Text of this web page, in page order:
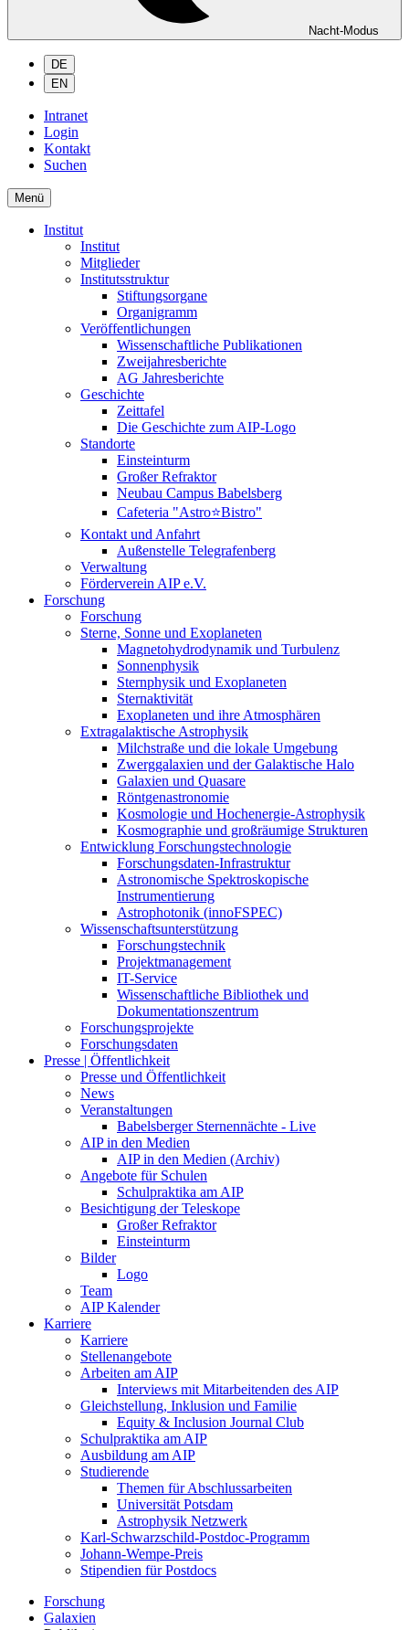
Nacht-Modus
DE
EN
Intranet
Login
Kontakt
Suchen
Menü
Institut
Institut
Mitglieder
Institutsstruktur
Stiftungsorgane
Organigramm
Veröffentlichungen
Wissenschaftliche Publikationen
Zweijahresberichte
AG Jahresberichte
Geschichte
Zeittafel
Die Geschichte zum AIP-Logo
Standorte
Einsteinturm
Großer Refraktor
Neubau Campus Babelsberg
Cafeteria "Astro⭐Bistro"
Kontakt und Anfahrt
Außenstelle Telegrafenberg
Verwaltung
Förderverein AIP e.V.
Forschung
Forschung
Sterne, Sonne und Exoplaneten
Magnetohydrodynamik und Turbulenz
Sonnenphysik
Sternphysik und Exoplaneten
Sternaktivität
Exoplaneten und ihre Atmosphären
Extragalaktische Astrophysik
Milchstraße und die lokale Umgebung
Zwerggalaxien und der Galaktische Halo
Galaxien und Quasare
Röntgenastronomie
Kosmologie und Hochenergie-Astrophysik
Kosmographie und großräumige Strukturen
Entwicklung Forschungstechnologie
Forschungsdaten-Infrastruktur
Astronomische Spektroskopische
Instrumentierung
Astrophotonik (innoFSPEC)
Wissenschaftsunterstützung
Forschungstechnik
Projektmanagement
IT-Service
Wissenschaftliche Bibliothek und
Dokumentationszentrum
Forschungsprojekte
Forschungsdaten
Presse | Öffentlichkeit
Presse und Öffentlichkeit
News
Veranstaltungen
Babelsberger Sternennächte - Live
AIP in den Medien
AIP in den Medien (Archiv)
Angebote für Schulen
Schulpraktika am AIP
Besichtigung der Teleskope
Großer Refraktor
Einsteinturm
Bilder
Logo
Team
AIP Kalender
Karriere
Karriere
Stellenangebote
Arbeiten am AIP
Interviews mit Mitarbeitenden des AIP
Gleichstellung, Inklusion und Familie
Equity & Inclusion Journal Club
Schulpraktika am AIP
Ausbildung am AIP
Studierende
Themen für Abschlussarbeiten
Universität Potsdam
Astrophysik Netzwerk
Karl-Schwarzschild-Postdoc-Programm
Johann-Wempe-Preis
Stipendien für Postdocs
Forschung
Galaxien